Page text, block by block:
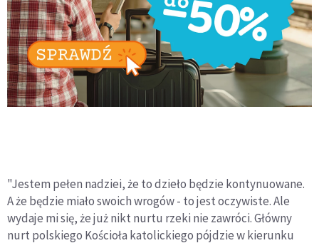
"Jestem pełen nadziei, że to dzieło będzie kontynuowane.
A że będzie miało swoich wrogów - to jest oczywiste. Ale
wydaje mi się, że już nikt nurtu rzeki nie zawróci. Główny
nurt polskiego Kościoła katolickiego pójdzie w kierunku